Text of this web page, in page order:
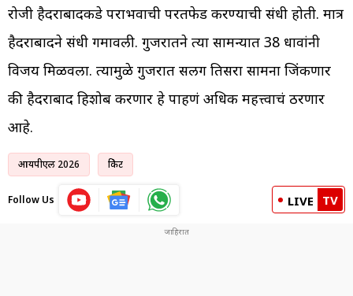
रोजी हैदराबादकडे पराभवाची परतफेड करण्याची संधी होती. मात्र
हैदराबादने संधी गमावली. गुजरातने त्या सामन्यात 38 धावांनी
विजय मिळवला. त्यामुळे गुजरात सलग तिसरा सामना जिंकणार
की हैदराबाद हिशोब करणार हे पाहणं अधिक महत्त्वाचं ठरणार
आहे.
आयपीएल 2026 क्रिकेट
Follow Us LIVE TV